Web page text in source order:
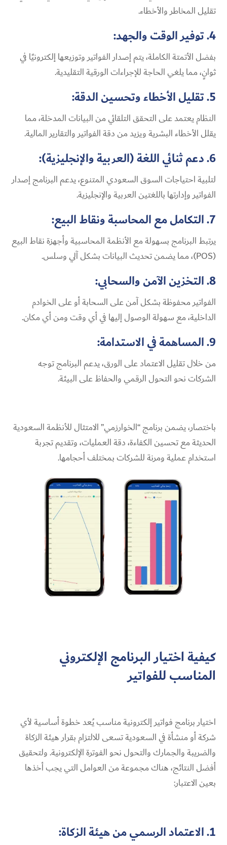
تقليل المخاطر والأخطاء.
4. توفير الوقت والجهد:
بفضل الأتمتة الكاملة، يتم إصدار الفواتير وتوزيعها إلكترونيًا في
ثوانٍ، مما يلغي الحاجة للإجراءات الورقية التقليدية.
5. تقليل الأخطاء وتحسين الدقة:
النظام يعتمد على التحقق التلقائي من البيانات المدخلة، مما
يقلل الأخطاء البشرية ويزيد من دقة الفواتير والتقارير المالية.
6. دعم ثنائي اللغة (العربية والإنجليزية):
لتلبية احتياجات السوق السعودي المتنوع، يدعم البرنامج إصدار
الفواتير وإدارتها باللغتين العربية والإنجليزية.
7. التكامل مع المحاسبة ونقاط البيع:
يرتبط البرنامج بسهولة مع الأنظمة المحاسبية وأجهزة نقاط البيع
(POS)، مما يضمن تحديث البيانات بشكل آلي وسلس.
8. التخزين الآمن والسحابي:
الفواتير محفوظة بشكل آمن على السحابة أو على الخوادم
الداخلية، مع سهولة الوصول إليها في أي وقت ومن أي مكان.
9. المساهمة في الاستدامة:
من خلال تقليل الاعتماد على الورق، يدعم البرنامج توجه
الشركات نحو التحول الرقمي والحفاظ على البيئة.
باختصار، يضمن برنامج “الخوارزمي” الامتثال للأنظمة السعودية
الحديثة مع تحسين الكفاءة، دقة العمليات، وتقديم تجربة
استخدام عملية ومرنة للشركات بمختلف أحجامها.
كيفية اختيار البرنامج الإلكتروني
المناسب للفواتير
اختيار برنامج فواتير إلكترونية مناسب يُعد خطوة أساسية لأي
شركة أو منشأة في السعودية تسعى للالتزام بقرار هيئة الزكاة
والضريبة والجمارك والتحول نحو الفوترة الإلكترونية. ولتحقيق
أفضل النتائج، هناك مجموعة من العوامل التي يجب أخذها
بعين الاعتبار:
1. الاعتماد الرسمي من هيئة الزكاة: